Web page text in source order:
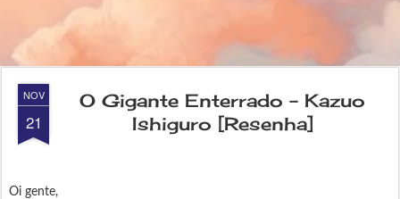
NOV
21
O Gigante Enterrado - Kazuo
Ishiguro [Resenha]
Oi gente,